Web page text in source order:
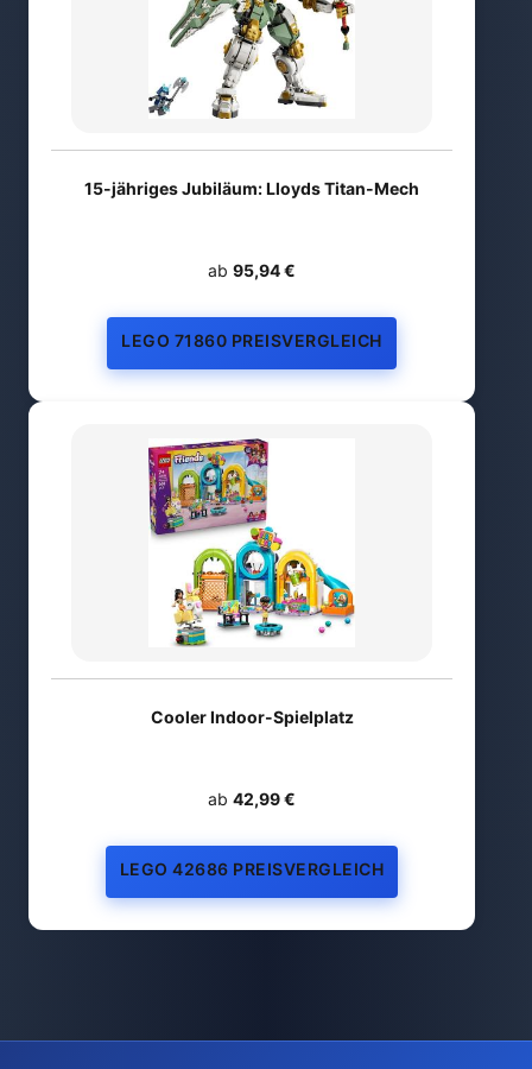
15-jähriges Jubiläum: Lloyds Titan-Mech
ab 95,94 €
LEGO 71860 PREISVERGLEICH
Cooler Indoor-Spielplatz
ab 42,99 €
LEGO 42686 PREISVERGLEICH